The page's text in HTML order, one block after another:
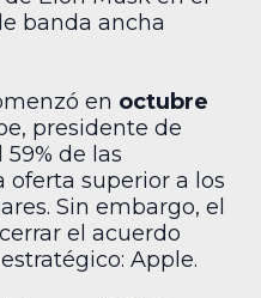
banda ancha
en octubre
presidente de
de las
oferta superior a los
Sin embargo, el
el acuerdo
Apple.